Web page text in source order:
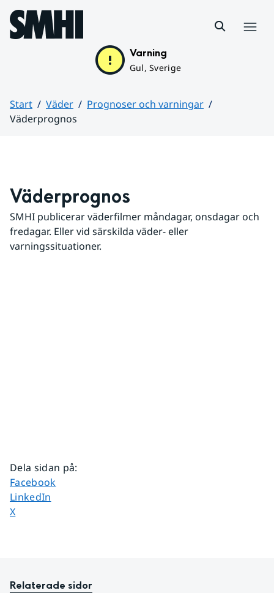
Hoppa till sidans innehåll
Varning
Gul, Sverige
Start Väder
Prognoser och varningar
Väderprognos
Väderprognos
SMHI publicerar väderfilmer måndagar, onsdagar och
fredagar. Eller vid särskilda väder- eller
varningssituationer.
Dela sidan på:
Dela sidan på
Facebook
Dela sidan på
LinkedIn
Dela sidan på
X
Relaterade sidor